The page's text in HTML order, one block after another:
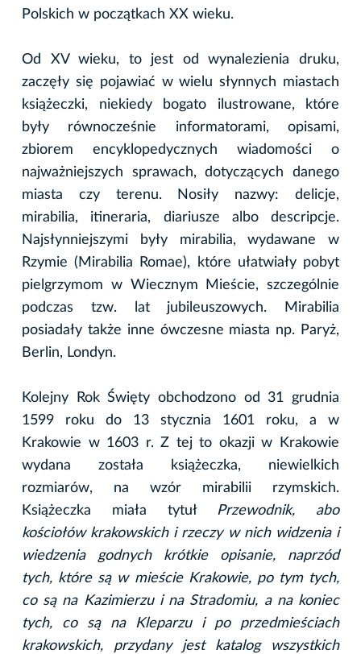
Polskich w początkach XX wieku.
Od XV wieku, to jest od wynalezienia druku,
zaczęły się pojawiać w wielu słynnych miastach
książeczki, niekiedy bogato ilustrowane, które
były równocześnie informatorami, opisami,
zbiorem encyklopedycznych wiadomości o
najważniejszych sprawach, dotyczących danego
miasta czy terenu. Nosiły nazwy: delicje,
mirabilia, itineraria, diariusze albo descripcje.
Najsłynniejszymi były mirabilia, wydawane w
Rzymie (Mirabilia Romae), które ułatwiały pobyt
pielgrzymom w Wiecznym Mieście, szczególnie
podczas tzw. lat jubileuszowych. Mirabilia
posiadały także inne ówczesne miasta np. Paryż,
Berlin, Londyn.
Kolejny Rok Święty obchodzono od 31 grudnia
1599 roku do 13 stycznia 1601 roku, a w
Krakowie w 1603 r. Z tej to okazji w Krakowie
wydana została książeczka, niewielkich
rozmiarów, na wzór mirabilii rzymskich.
Książeczka miała tytuł Przewodnik, abo
kościołów krakowskich i rzeczy w nich widzenia i
wiedzenia godnych krótkie opisanie, naprzód
tych, które są w mieście Krakowie, po tym tych,
co są na Kazimierzu i na Stradomiu, a na koniec
tych, co są na Kleparzu i po przedmieściach
krakowskich, przydany jest katalog wszystkich